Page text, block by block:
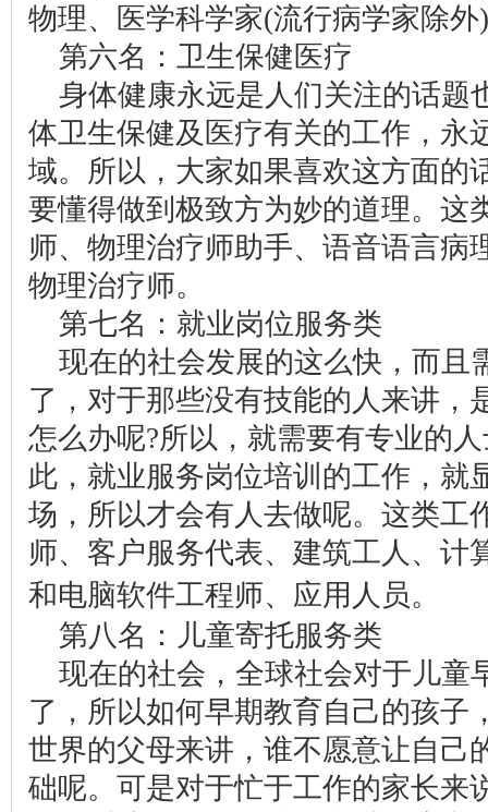
物理、医学科学家(流行病学家除外
第六名：卫生保健医疗
身体健康永远是人们关注的话题
体卫生保健及医疗有关的工作，永
域。所以，大家如果喜欢这方面的
要懂得做到极致方为妙的道理。这
师、物理治疗师助手、语音语言病
物理治疗师。
第七名：就业岗位服务类
现在的社会发展的这么快，而且
了，对于那些没有技能的人来讲，
怎么办呢?所以，就需要有专业的
此，就业服务岗位培训的工作，就
场，所以才会有人去做呢。这类工
师、客户服务代表、建筑工人、计
和电脑软件工程师、应用人员。
第八名：儿童寄托服务类
现在的社会，全球社会对于儿童
了，所以如何早期教育自己的孩子
世界的父母来讲，谁不愿意让自己
础呢。可是对于忙于工作的家长来